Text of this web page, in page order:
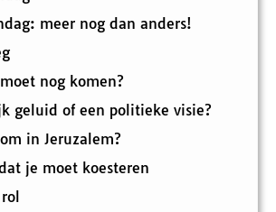
meer nog dan anders!
nog komen?
geluid of een politieke visie?
in Jeruzalem?
je moet koesteren